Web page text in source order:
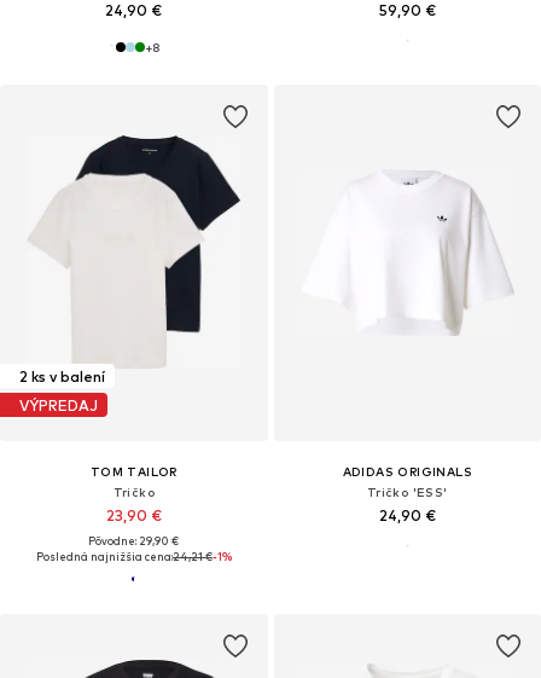
24,90 €
+8
59,90 €
2 ks v balení
VÝPREDAJ
TOM TAILOR
Tričko
23,90 €
Pôvodne: 29,90 €
Posledná najnižšia cena:24,21 €-1%
ADIDAS ORIGINALS
Tričko 'ESS'
24,90 €